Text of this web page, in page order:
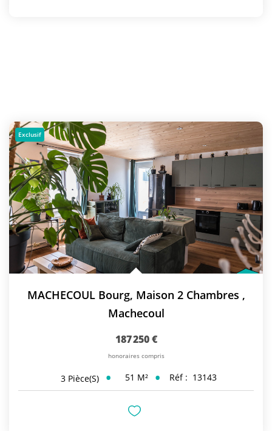
Exclusif
MACHECOUL Bourg, Maison 2 Chambres ,
Machecoul
187 250 €
honoraires compris
3 Pièce(s) 51 M² Réf : 13143